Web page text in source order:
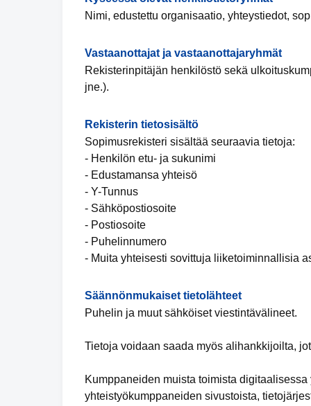
Nimi, edustettu organisaatio, yhteystiedot,
Vastaanottajat ja vastaanottajaryhmät
Rekisterinpitäjän henkilöstö sekä
jne.).
Rekisterin tietosisältö
Sopimusrekisteri sisältää seuraavia tietoja:
- Henkilön etu- ja sukunimi
- Edustamansa yhteisö
- Y-Tunnus
- Sähköpostiosoite
- Postiosoite
- Puhelinnumero
- Muita yhteisesti sovittuja liiketoiminnallisia
Säännönmukaiset tietolähteet
Puhelin ja muut sähköiset viestintävälineet.
Tietoja voidaan saada myös alihankkijoilta,
Kumppaneiden muista toimista
yhteistyökumppaneiden sivustoista,